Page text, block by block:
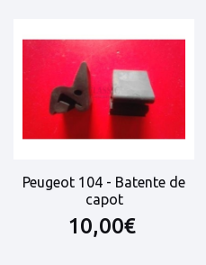
Peugeot 104 - Batente de
capot
10,00€